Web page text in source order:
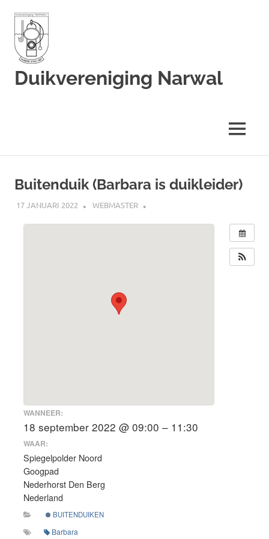
inhoud
Duikvereniging Narwal
MENU
Buitenduik (Barbara is duikleider)
17 JANUARI 2022 WEBMASTER
WANNEER:
18 september 2022 @ 09:00 – 11:30
WAAR:
Spiegelpolder Noord
Googpad
Nederhorst Den Berg
Nederland
BUITENDUIKEN
Barbara